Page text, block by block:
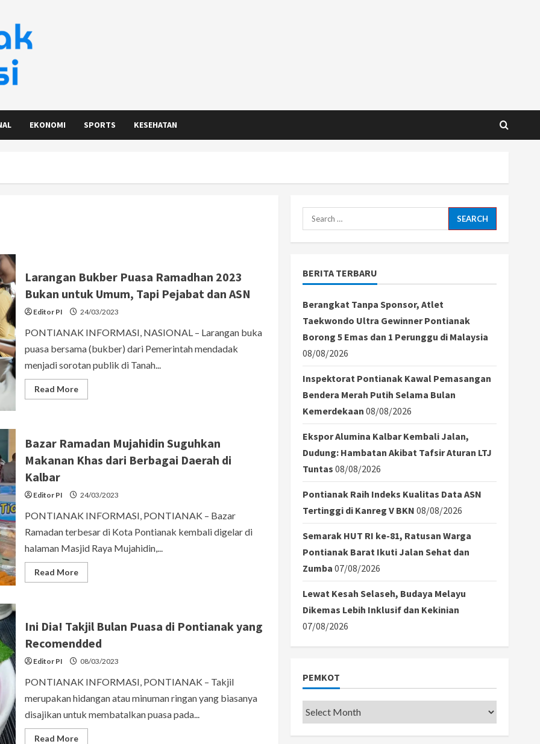
EKONOMI SPORTS KESEHATAN
Larangan Bukber Puasa Ramadhan 2023
Bukan untuk Umum, Tapi Pejabat dan ASN
Editor PI 24/03/2023
PONTIANAK INFORMASI, NASIONAL – Larangan buka
puasa bersama (bukber) dari Pemerintah mendadak
menjadi sorotan publik di Tanah...
Read MoreRead
more
Ramadhan
2023
Bukan
untuk
dan
Bazar Ramadan Mujahidin Suguhkan
Makanan Khas dari Berbagai Daerah di
Kalbar
Editor PI 24/03/2023
PONTIANAK INFORMASI, PONTIANAK – Bazar
Ramadan terbesar di Kota Pontianak kembali digelar di
halaman Masjid Raya Mujahidin,...
Read MoreRead
more
Suguhkan
Makanan
Khas
dari
Daerah
Kalbar
Ini Dia! Takjil Bulan Puasa di Pontianak yang
Recomendded
Editor PI 08/03/2023
PONTIANAK INFORMASI, PONTIANAK – Takjil
merupakan hidangan atau minuman ringan yang biasanya
disajikan untuk membatalkan puasa pada...
Read MoreRead
Search
for:
BERITA TERBARU
Berangkat Tanpa Sponsor, Atlet
Taekwondo Ultra Gewinner Pontianak
Borong 5 Emas dan 1 Perunggu di Malaysia
08/08/2026
Inspektorat Pontianak Kawal Pemasangan
Bendera Merah Putih Selama Bulan
Kemerdekaan 08/08/2026
Ekspor Alumina Kalbar Kembali Jalan,
Dudung: Hambatan Akibat Tafsir Aturan LTJ
Tuntas 08/08/2026
Pontianak Raih Indeks Kualitas Data ASN
Tertinggi di Kanreg V BKN 08/08/2026
Semarak HUT RI ke-81, Ratusan Warga
Pontianak Barat Ikuti Jalan Sehat dan
Zumba 07/08/2026
Lewat Kesah Selaseh, Budaya Melayu
Dikemas Lebih Inklusif dan Kekinian
07/08/2026
PEMKOT
Pemkot